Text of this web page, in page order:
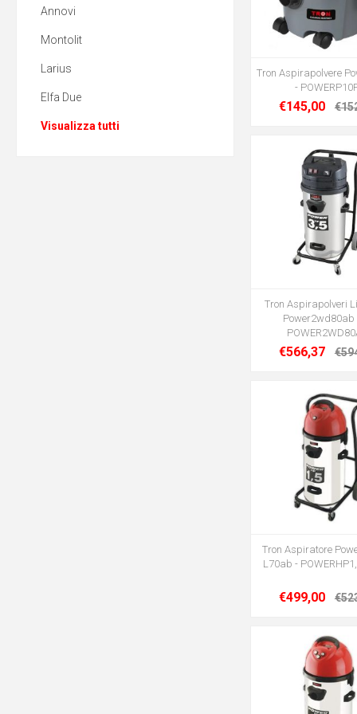
Tron Aspirapolvere
-
€145,00
Tron Aspirapolveri
Power2wd80ab
€566,37
Tron Aspiratore
L70ab -
€499,00
Annovi
Montolit
Larius
Elfa Due
Visualizza tutti